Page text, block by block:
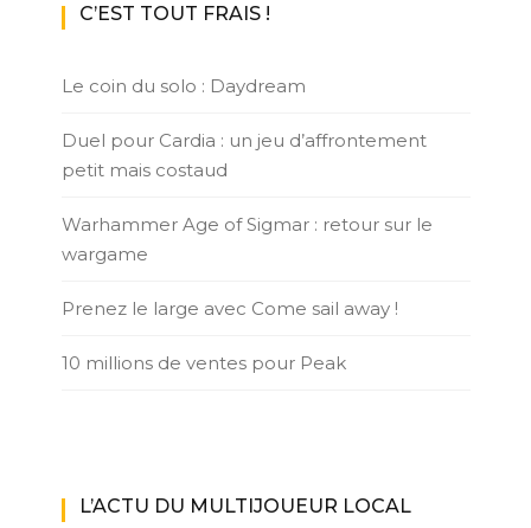
C’EST TOUT FRAIS !
Le coin du solo : Daydream
Duel pour Cardia : un jeu d’affrontement
petit mais costaud
Warhammer Age of Sigmar : retour sur le
wargame
Prenez le large avec Come sail away !
10 millions de ventes pour Peak
L’ACTU DU MULTIJOUEUR LOCAL